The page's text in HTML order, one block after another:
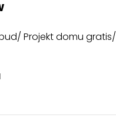
Projekt domu gratis/